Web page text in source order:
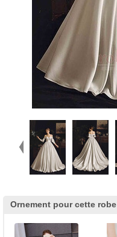
Ornement pour cette robe